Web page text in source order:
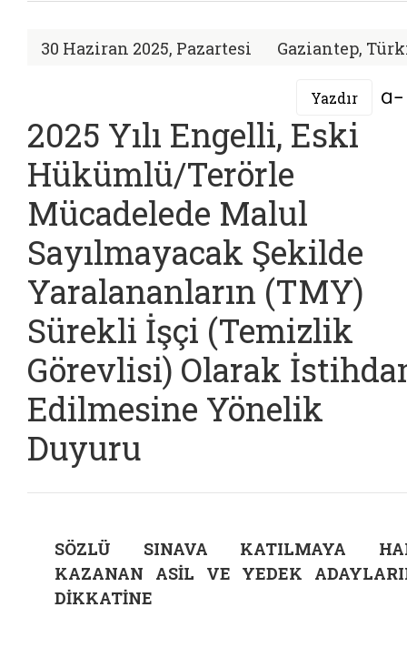
30 Haziran 2025, Pazartesi Gaziantep,
Yazdır
2025 Yılı Engelli, Eski
Hükümlü/Terörle
Mücadelede Malul
Sayılmayacak Şekilde
Yaralananların (TMY)
Sürekli İşçi (Temizlik
Görevlisi) Olarak
Edilmesine Yönelik
Duyuru
SÖZLÜ SINAVA KATILMAYA
KAZANAN ASİL VE YEDEK
DİKKATİNE